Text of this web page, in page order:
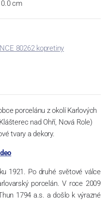
0.0 cm
80262 kopretiny
porcelánu z okolí Karlových
nad Ohří, Nová Role)
tvary a dekory.
1921. Po druhé světové válce
porcelán. V roce 2009
1794 a.s. a došlo k výrazné